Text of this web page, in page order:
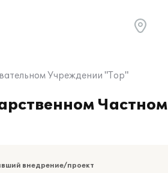
Учреждении "Тор"
Частном
внедрение/проект